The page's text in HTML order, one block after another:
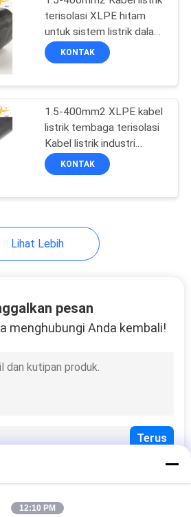
terisolasi XLPE hitam
untuk sistem listrik dalam
ruangan
KONTAK
1.5-400mm2 XLPE kabel
listrik tembaga terisolasi
Kabel listrik industri
standar IEC
KONTAK
Lihat Lebih
pesan
menghubungi Anda kembali!
12:10 PM